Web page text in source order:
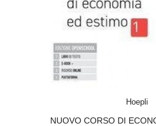
Hoepli
NUOVO CORSO DI